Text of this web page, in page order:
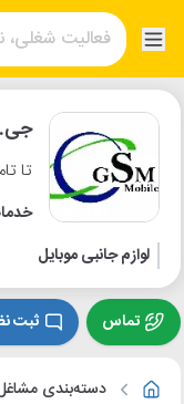
جی.
تا
لوازم جانبی موبایل
تماس ثبت
دسته‌بندی